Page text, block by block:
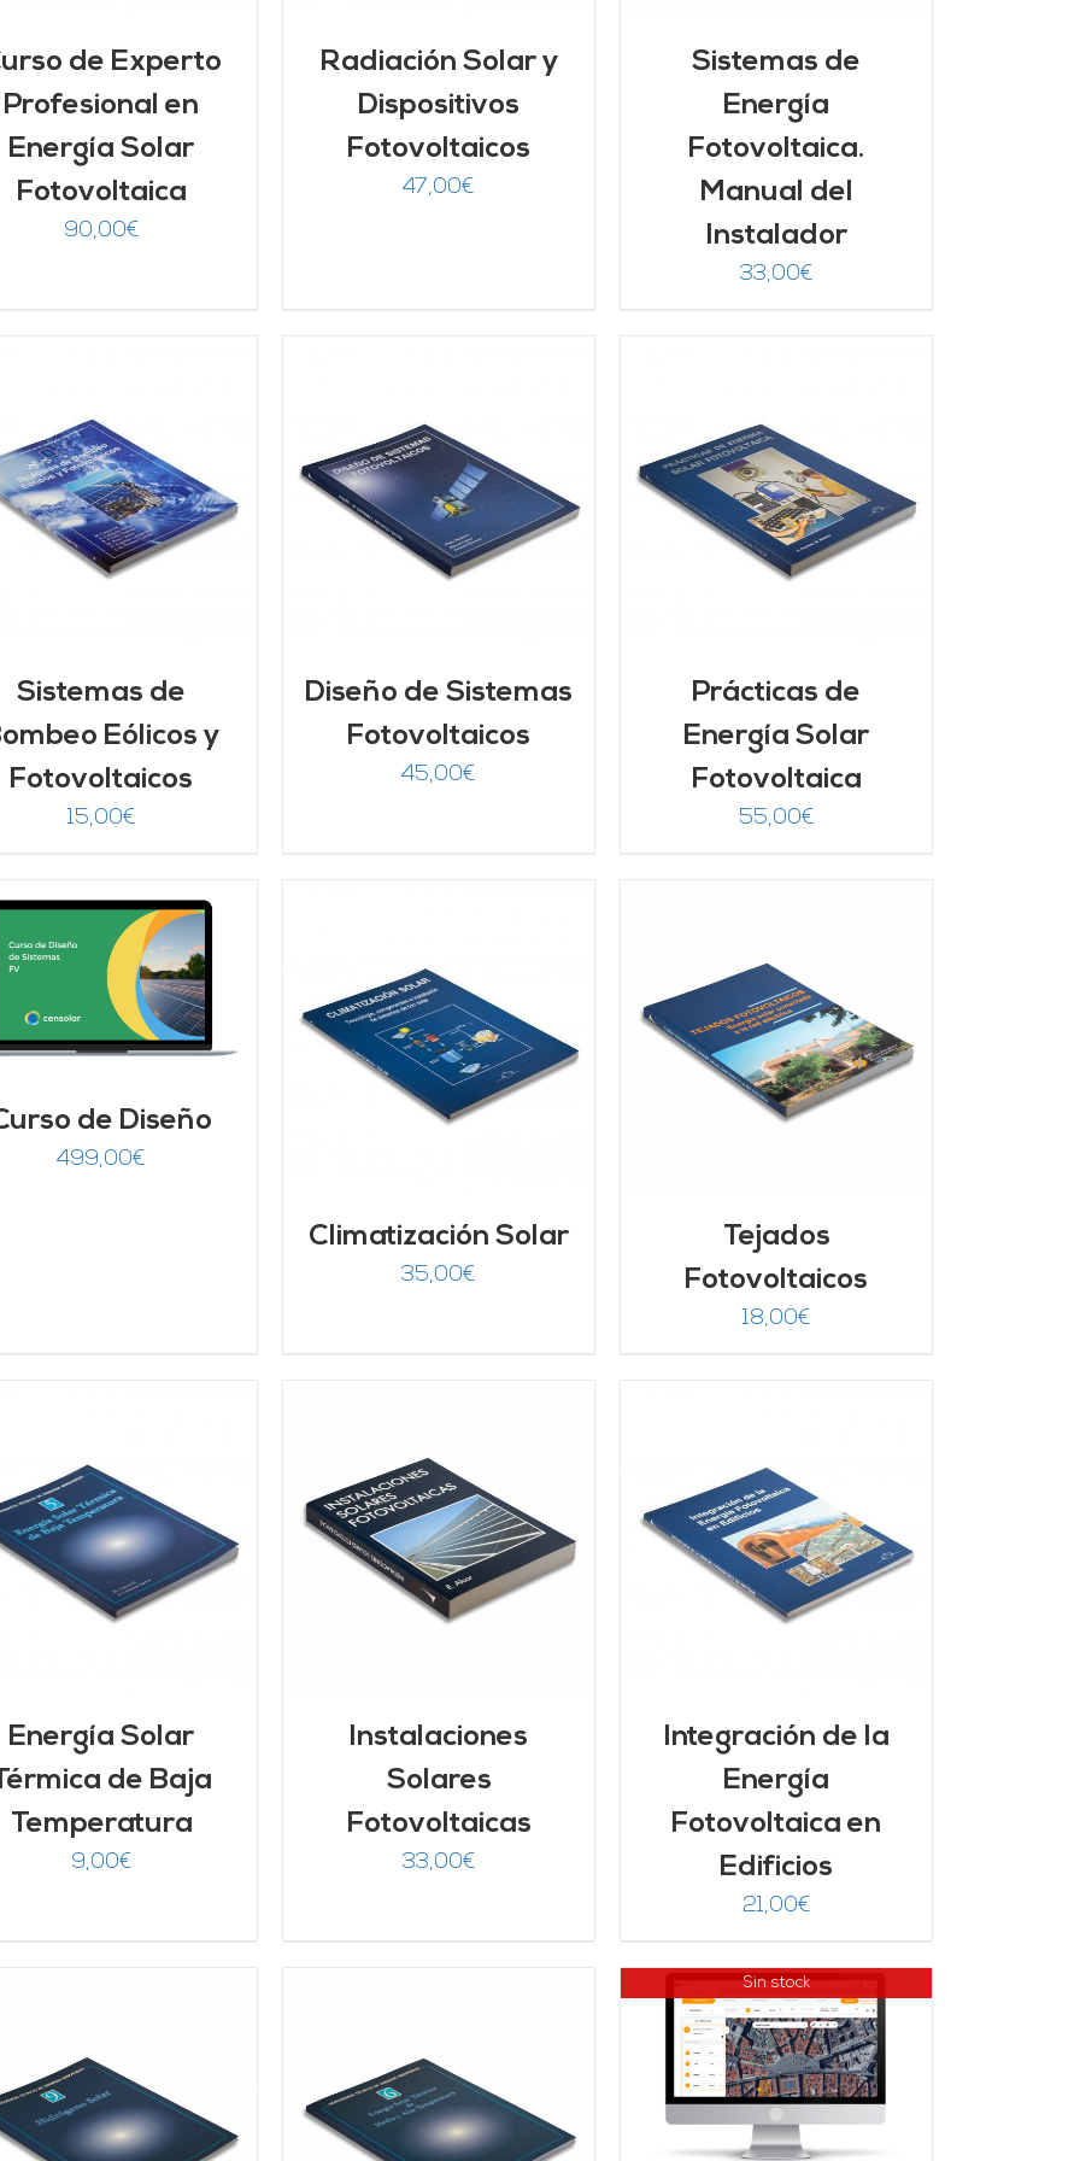
de Experto
Profesional en
Energía Solar
Fotovoltaica
90,00€
Radiación Solar y
Dispositivos
Fotovoltaicos
47,00€
Sistemas de
Energía
Fotovoltaica.
Manual del
Instalador
33,00€
Sistemas de
Eólicos y
Fotovoltaicos
15,00€
AÑADIR AL CARRITO
/
DETALLES
Diseño de Sistemas
Fotovoltaicos
45,00€
AÑADIR AL CARRITO
DETALLES
Prácticas de
Energía Solar
Fotovoltaica
55,00€
de Diseño
499,00€
AÑADIR AL CARRITO
DETALLES
Climatización Solar
35,00€
AÑADIR AL CARRITO
DETALLES
Tejados
Fotovoltaicos
18,00€
Energía Solar
de Baja
Temperatura
9,00€
AÑADIR AL CARRITO
/
DETALLES
Instalaciones
Solares
Fotovoltaicas
33,00€
AÑADIR AL CARRITO
/
DETALLES
Integración de la
Energía
Fotovoltaica en
Edificios
21,00€
Valorado
con5.00de 5
AÑADIR AL CARRITO
/
DETALLES
Sin stock
DETALLES